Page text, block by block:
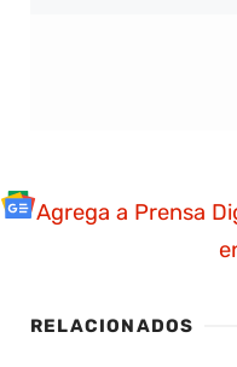
Agrega a Prensa
RELACIONADOS